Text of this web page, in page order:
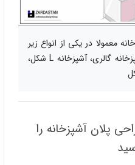
معمولا در یکی از انواع زیر
قرار میگیرد: آشپزخانه خطی، آشپزخانه گالری، آشپزخانه L شکل،
پلان آشپزخانه را